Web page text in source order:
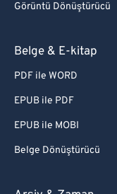
Görüntü Dönüştürücü
Belge & E-kitap
PDF ile WORD
EPUB ile PDF
EPUB ile MOBI
Belge Dönüştürücü